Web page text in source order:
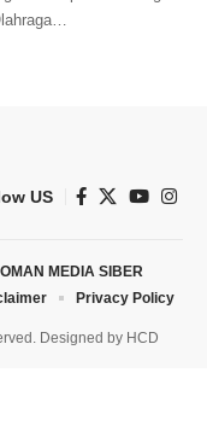
US
Designed by HCD
MEDIA SIBER
Privacy Policy